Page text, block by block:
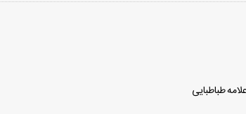
طباطبایی